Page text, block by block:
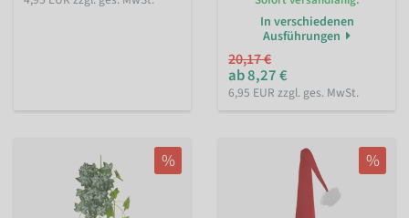
In verschiedenen
Ausführungen
20,17 €
ab 8,27 €
6,95 EUR zzgl. ges. MwSt.
% %